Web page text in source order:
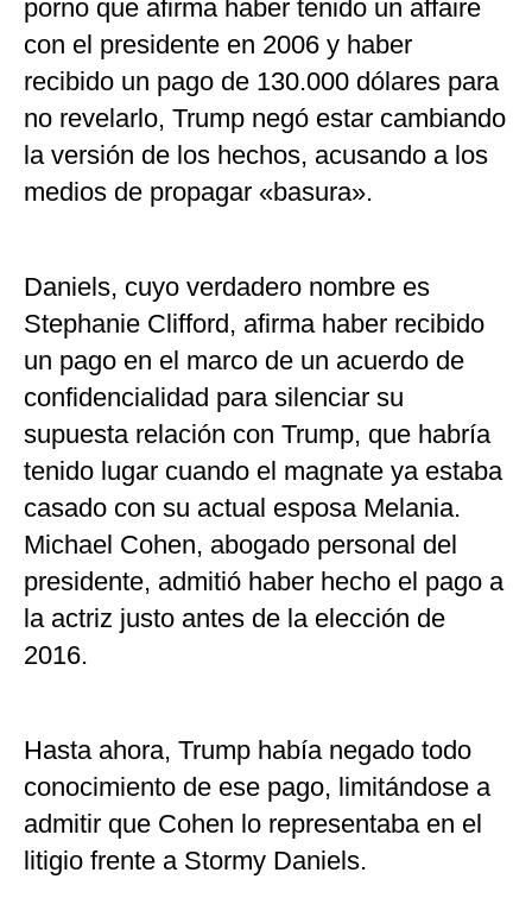
porno que afirma haber tenido un affaire
con el presidente en 2006 y haber
recibido un pago de 130.000 dólares para
no revelarlo, Trump negó estar cambiando
la versión de los hechos, acusando a los
medios de propagar «basura».
Daniels, cuyo verdadero nombre es
Stephanie Clifford, afirma haber recibido
un pago en el marco de un acuerdo de
confidencialidad para silenciar su
supuesta relación con Trump, que habría
tenido lugar cuando el magnate ya estaba
casado con su actual esposa Melania.
Michael Cohen, abogado personal del
presidente, admitió haber hecho el pago a
la actriz justo antes de la elección de
2016.
Hasta ahora, Trump había negado todo
conocimiento de ese pago, limitándose a
admitir que Cohen lo representaba en el
litigio frente a Stormy Daniels.